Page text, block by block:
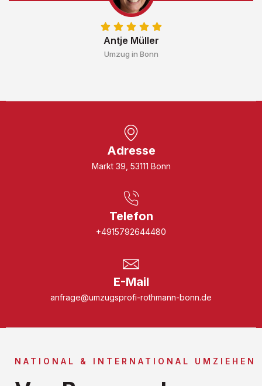
Antje Müller
Umzug in Bonn
Adresse
Markt 39, 53111 Bonn
Telefon
+4915792644480
E-Mail
anfrage@umzugsprofi-rothmann-bonn.de
NATIONAL & INTERNATIONAL UMZIEHEN